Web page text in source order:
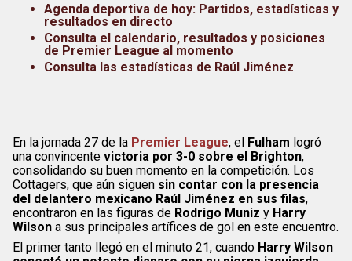
Agenda deportiva de hoy: Partidos, estadísticas y
resultados en directo
Consulta el calendario, resultados y posiciones
de Premier League al momento
Consulta las estadísticas de Raúl Jiménez
En la jornada 27 de la Premier League, el Fulham logró
una convincente victoria por 3-0 sobre el Brighton,
consolidando su buen momento en la competición. Los
Cottagers, que aún siguen sin contar con la presencia
del delantero mexicano Raúl Jiménez en sus filas,
encontraron en las figuras de Rodrigo Muniz y Harry
Wilson a sus principales artífices de gol en este encuentro.
El primer tanto llegó en el minuto 21, cuando Harry Wilson